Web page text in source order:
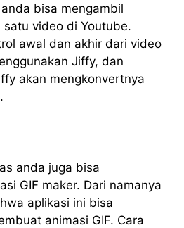
bisa mengambil
video di Youtube.
awal dan akhir dari video
Jiffy, dan
akan mengkonvertnya
anda juga bisa
GIF maker. Dari namanya
aplikasi ini bisa
animasi GIF. Cara